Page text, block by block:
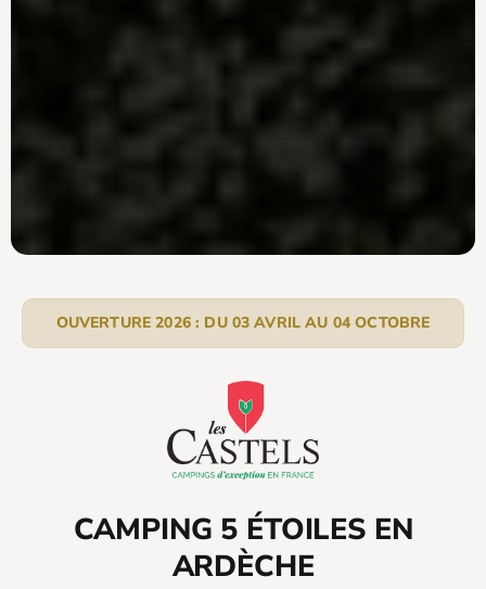
OUVERTURE 2026 : DU 03 AVRIL AU 04 OCTOBRE
CAMPING 5 ÉTOILES EN
ARDÈCHE